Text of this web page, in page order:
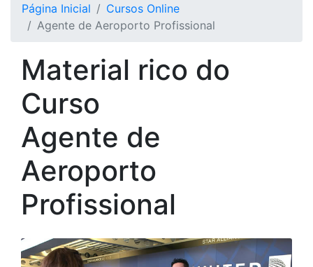
Página Inicial
Cursos Online
Agente de Aeroporto Profissional
Material rico do
Curso
Agente de
Aeroporto
Profissional